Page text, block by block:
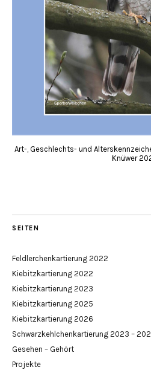
Art-, Geschlechts- und
Knüwer
SEITEN
Feldlerchenkartierung 2022
Kiebitzkartierung 2022
Kiebitzkartierung 2023
Kiebitzkartierung 2025
Kiebitzkartierung 2026
Schwarzkehlchenkartierung 2023 –
Gesehen – Gehört
Projekte